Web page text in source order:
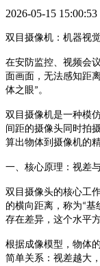
2026-05-15 15:00:53
双目摄像机：机器视
在安防监控、视频会
面画面，无法感知距
体之眼” 。
双目摄像机是一种模
间距的摄像头同时拍
算出物体到摄像机的
一、核心原理：视差
双目摄像头的核心工
的横向距离，称为“基
存在差异，这个水平
根据成像模型，物体
简单关系：视差越大